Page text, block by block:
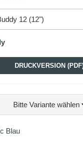
DRUCKVERSION
Bitte Variante wählen
Blau